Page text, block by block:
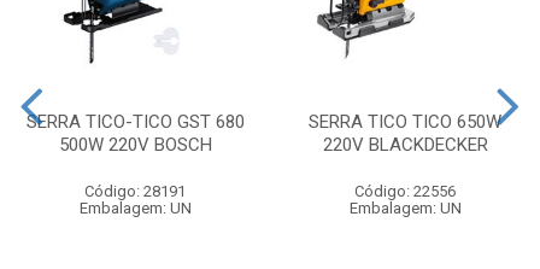
SERRA TICO-TICO GST 680
500W 220V BOSCH
Código: 28191
Embalagem: UN
SERRA TICO TICO 650W
220V BLACKDECKER
Código: 22556
Embalagem: UN